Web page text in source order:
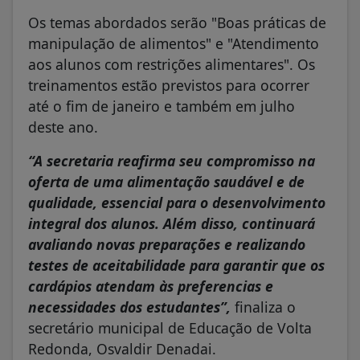
Os temas abordados serão "Boas práticas de
manipulação de alimentos" e "Atendimento
aos alunos com restrições alimentares". Os
treinamentos estão previstos para ocorrer
até o fim de janeiro e também em julho
deste ano.
“A secretaria reafirma seu compromisso na
oferta de uma alimentação saudável e de
qualidade, essencial para o desenvolvimento
integral dos alunos. Além disso, continuará
avaliando novas preparações e realizando
testes de aceitabilidade para garantir que os
cardápios atendam às preferencias e
necessidades dos estudantes”, finaliza o
secretário municipal de Educação de Volta
Redonda, Osvaldir Denadai.